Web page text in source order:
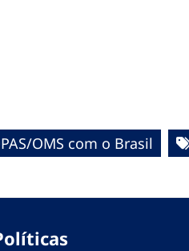
OMS com o Brasil